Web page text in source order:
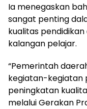
Ia menegaskan
sangat penting
kualitas
kalangan pelajar.
“Pemerintah
kegiatan-kegiatan
peningkatan
melalui Gerakan